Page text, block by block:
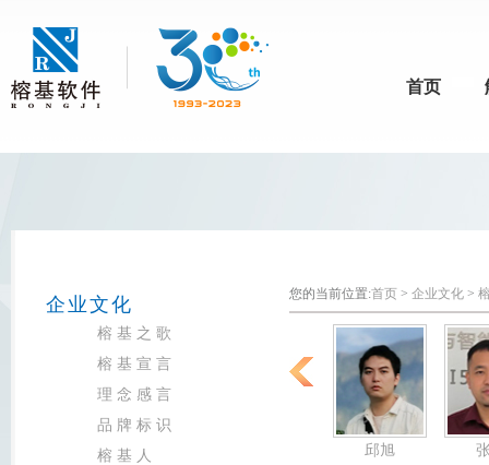
首页
企业文化
榕基之歌
榕基宣言
理念感言
品牌标识
榕基人
您的当前位置:首页 > 企业文化 >
袁春聪 邱旭